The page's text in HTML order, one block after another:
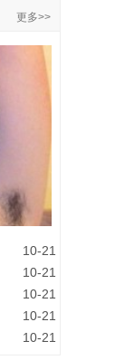
更多>>
10-21
10-21
10-21
10-21
10-21